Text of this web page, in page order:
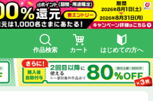
作品検索 カート はじめての方へ